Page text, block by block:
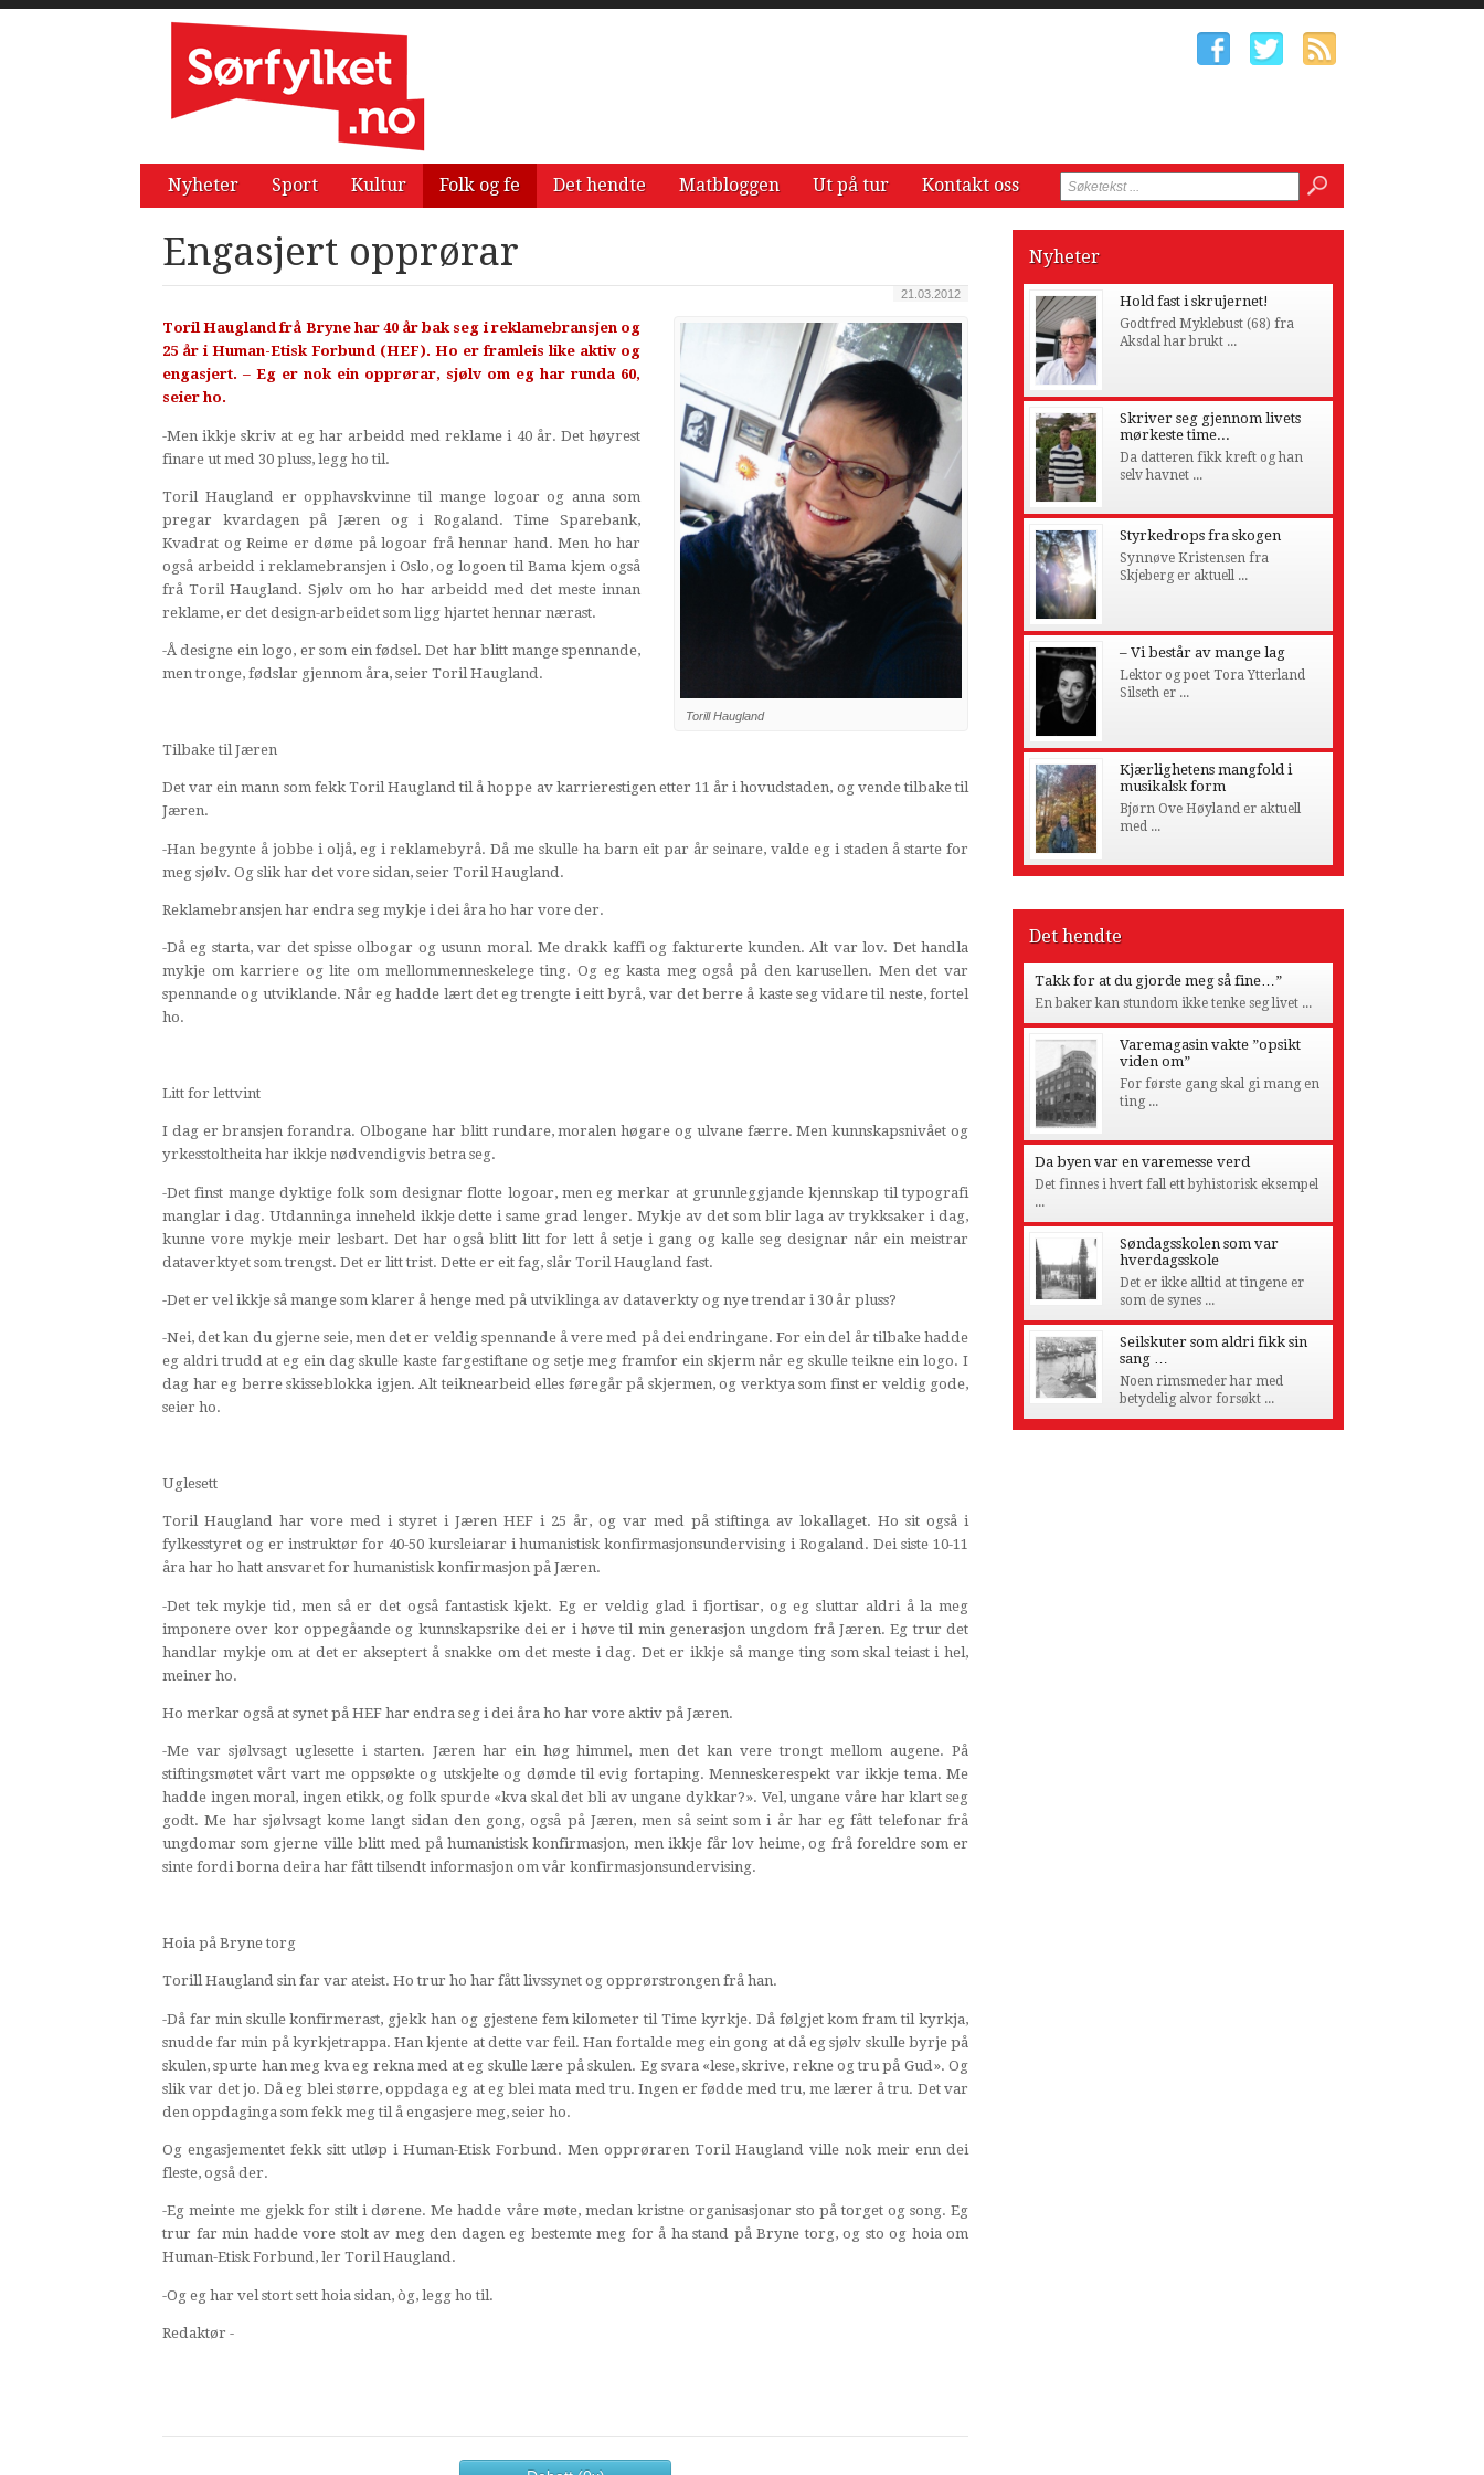
Nyheter Sport Kultur Folk og fe Det hendte Matbloggen Ut på tur Kontakt oss
Engasjert opprørar
21.03.2012
Torill Haugland
Toril Haugland frå Bryne har 40 år bak seg i reklamebransjen og
25 år i Human-Etisk Forbund (HEF). Ho er framleis like aktiv og
engasjert. – Eg er nok ein opprørar, sjølv om eg har runda 60,
seier ho.
-Men ikkje skriv at eg har arbeidd med reklame i 40 år. Det høyrest
finare ut med 30 pluss, legg ho til.
Toril Haugland er opphavskvinne til mange logoar og anna som
pregar kvardagen på Jæren og i Rogaland. Time Sparebank,
Kvadrat og Reime er døme på logoar frå hennar hand. Men ho har
også arbeidd i reklamebransjen i Oslo, og logoen til Bama kjem også
frå Toril Haugland. Sjølv om ho har arbeidd med det meste innan
reklame, er det design-arbeidet som ligg hjartet hennar nærast.
-Å designe ein logo, er som ein fødsel. Det har blitt mange spennande,
men tronge, fødslar gjennom åra, seier Toril Haugland.
Tilbake til Jæren
Det var ein mann som fekk Toril Haugland til å hoppe av karrierestigen etter 11 år i hovudstaden, og vende tilbake til
Jæren.
-Han begynte å jobbe i oljå, eg i reklamebyrå. Då me skulle ha barn eit par år seinare, valde eg i staden å starte for
meg sjølv. Og slik har det vore sidan, seier Toril Haugland.
Reklamebransjen har endra seg mykje i dei åra ho har vore der.
-Då eg starta, var det spisse olbogar og usunn moral. Me drakk kaffi og fakturerte kunden. Alt var lov. Det handla
mykje om karriere og lite om mellommenneskelege ting. Og eg kasta meg også på den karusellen. Men det var
spennande og utviklande. Når eg hadde lært det eg trengte i eitt byrå, var det berre å kaste seg vidare til neste, fortel
ho.
Litt for lettvint
I dag er bransjen forandra. Olbogane har blitt rundare, moralen høgare og ulvane færre. Men kunnskapsnivået og
yrkesstoltheita har ikkje nødvendigvis betra seg.
-Det finst mange dyktige folk som designar flotte logoar, men eg merkar at grunnleggjande kjennskap til typografi
manglar i dag. Utdanninga inneheld ikkje dette i same grad lenger. Mykje av det som blir laga av trykksaker i dag,
kunne vore mykje meir lesbart. Det har også blitt litt for lett å setje i gang og kalle seg designar når ein meistrar
dataverktyet som trengst. Det er litt trist. Dette er eit fag, slår Toril Haugland fast.
-Det er vel ikkje så mange som klarer å henge med på utviklinga av dataverkty og nye trendar i 30 år pluss?
-Nei, det kan du gjerne seie, men det er veldig spennande å vere med på dei endringane. For ein del år tilbake hadde
eg aldri trudd at eg ein dag skulle kaste fargestiftane og setje meg framfor ein skjerm når eg skulle teikne ein logo. I
dag har eg berre skisseblokka igjen. Alt teiknearbeid elles føregår på skjermen, og verktya som finst er veldig gode,
seier ho.
Uglesett
Toril Haugland har vore med i styret i Jæren HEF i 25 år, og var med på stiftinga av lokallaget. Ho sit også i
fylkesstyret og er instruktør for 40-50 kursleiarar i humanistisk konfirmasjonsundervising i Rogaland. Dei siste 10-11
åra har ho hatt ansvaret for humanistisk konfirmasjon på Jæren.
-Det tek mykje tid, men så er det også fantastisk kjekt. Eg er veldig glad i fjortisar, og eg sluttar aldri å la meg
imponere over kor oppegåande og kunnskapsrike dei er i høve til min generasjon ungdom frå Jæren. Eg trur det
handlar mykje om at det er akseptert å snakke om det meste i dag. Det er ikkje så mange ting som skal teiast i hel,
meiner ho.
Ho merkar også at synet på HEF har endra seg i dei åra ho har vore aktiv på Jæren.
-Me var sjølvsagt uglesette i starten. Jæren har ein høg himmel, men det kan vere trongt mellom augene. På
stiftingsmøtet vårt vart me oppsøkte og utskjelte og dømde til evig fortaping. Menneskerespekt var ikkje tema. Me
hadde ingen moral, ingen etikk, og folk spurde «kva skal det bli av ungane dykkar?». Vel, ungane våre har klart seg
godt. Me har sjølvsagt kome langt sidan den gong, også på Jæren, men så seint som i år har eg fått telefonar frå
ungdomar som gjerne ville blitt med på humanistisk konfirmasjon, men ikkje får lov heime, og frå foreldre som er
sinte fordi borna deira har fått tilsendt informasjon om vår konfirmasjonsundervising.
Hoia på Bryne torg
Torill Haugland sin far var ateist. Ho trur ho har fått livssynet og opprørstrongen frå han.
-Då far min skulle konfirmerast, gjekk han og gjestene fem kilometer til Time kyrkje. Då følgjet kom fram til kyrkja,
snudde far min på kyrkjetrappa. Han kjente at dette var feil. Han fortalde meg ein gong at då eg sjølv skulle byrje på
skulen, spurte han meg kva eg rekna med at eg skulle lære på skulen. Eg svara «lese, skrive, rekne og tru på Gud». Og
slik var det jo. Då eg blei større, oppdaga eg at eg blei mata med tru. Ingen er fødde med tru, me lærer å tru. Det var
den oppdaginga som fekk meg til å engasjere meg, seier ho.
Og engasjementet fekk sitt utløp i Human-Etisk Forbund. Men opprøraren Toril Haugland ville nok meir enn dei
fleste, også der.
-Eg meinte me gjekk for stilt i dørene. Me hadde våre møte, medan kristne organisasjonar sto på torget og song. Eg
trur far min hadde vore stolt av meg den dagen eg bestemte meg for å ha stand på Bryne torg, og sto og hoia om
Human-Etisk Forbund, ler Toril Haugland.
-Og eg har vel stort sett hoia sidan, òg, legg ho til.
Redaktør -
Nyheter
Hold fast i skrujernet!
Godtfred Myklebust (68) fra
Aksdal har brukt ...
Skriver seg gjennom livets
mørkeste time...
Da datteren fikk kreft og han
selv havnet ...
Styrkedrops fra skogen
Synnøve Kristensen fra
Skjeberg er aktuell ...
– Vi består av mange lag
Lektor og poet Tora Ytterland
Silseth er ...
Kjærlighetens mangfold i
musikalsk form
Bjørn Ove Høyland er aktuell
med ...
Det hendte
Takk for at du gjorde meg så fine…”
En baker kan stundom ikke tenke seg livet ...
Varemagasin vakte ”opsikt
viden om”
For første gang skal gi mang en
ting ...
Da byen var en varemesse verd
Det finnes i hvert fall ett byhistorisk eksempel
...
Søndagsskolen som var
hverdagsskole
Det er ikke alltid at tingene er
som de synes ...
Seilskuter som aldri fikk sin
sang …
Noen rimsmeder har med
betydelig alvor forsøkt ...